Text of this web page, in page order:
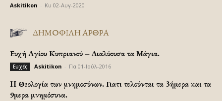
Askitikon Κυ 02-Αυγ-2020
ΔΗΜΟΦΙΛΗ ΑΡΘΡΑ
Ευχή Αγίου Κυπριανού – Διαλύουσα τα Μάγια.
Ευχές Askitikon Πα 01-Ιούλ-2016
H Θεολογία των μνημοσύνων. Γιατι τελούνται τα 3ήμερα και τα
9μερα μνημόσυνα.